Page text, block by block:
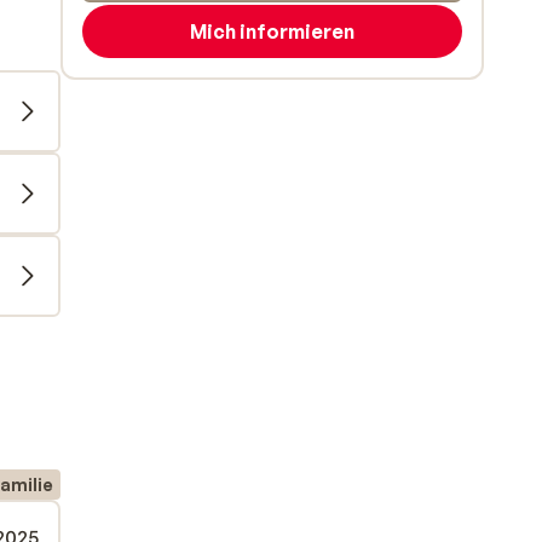
Mich informieren